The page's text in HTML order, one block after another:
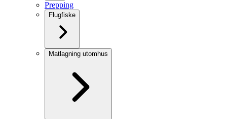
Prepping
Flugfiske
Matlagning utomhus